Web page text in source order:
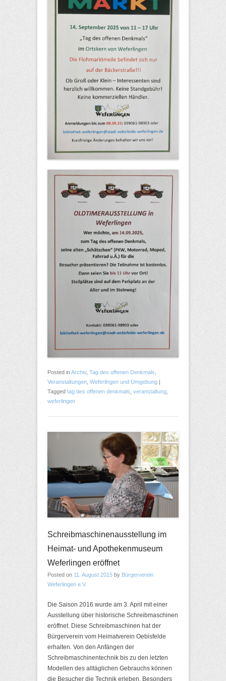
Posted inArchiv, Tag des offenen Denkmals
Veranstaltungen Weferlingen und Umgebung |
Tagged tag des offenen denkmals veranstaltung
weferlingen
Schreibmaschinenausstellung im
Heimat- und Apothekenmuseum
Weferlingen eröffnet
Posted on 11. August 2015 by Bürgerverein
Weferlingen e.V.
Die Saison 2016 wurde am 3. April mit einer
Ausstellung über historische Schreibmaschinen
eröffnet. Diese Schreibmaschinen hat der
Bürgerverein vom Heimatverein Oebisfelde
erhalten. Von den Anfängen der
Schreibmaschinentechnik bis zu den letzten
Modellen des alltäglichen Gebrauchs können
die Besucher die Technik erleben. Besonders